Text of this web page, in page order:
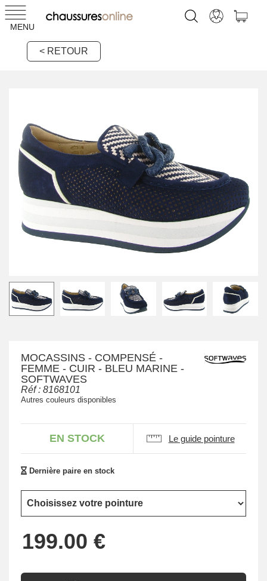
MENU
< RETOUR
MOCASSINS - COMPENSÉ -
FEMME - CUIR - BLEU MARINE -
SOFTWAVES
Réf : 8168101
Autres couleurs disponibles
EN STOCK Le guide pointure
Dernière paire en stock